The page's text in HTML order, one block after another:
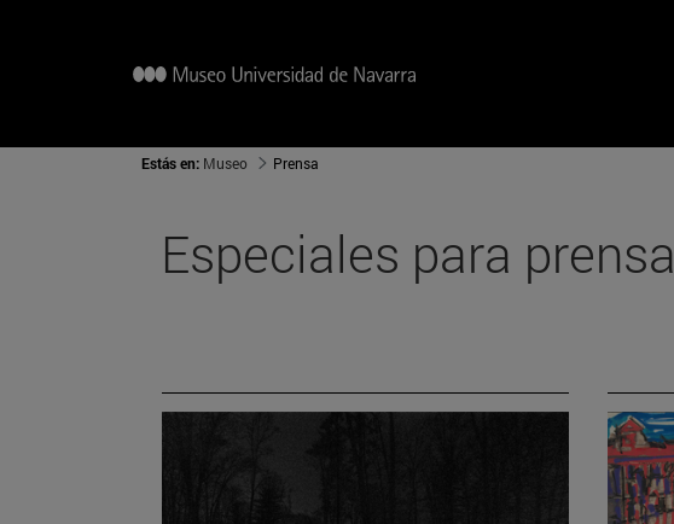
Estás en: Museo Prensa
Especiales para prensa